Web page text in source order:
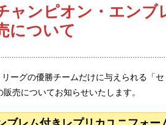
ャンピオン・エンブ
について
ーグの優勝チームだけに与えられる「
売についてお知らせいたします。